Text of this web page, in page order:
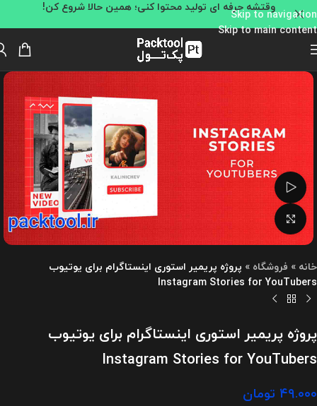
Skip to navigation
Skip to main content
وقتشه حرفه ای تولید محتوا کنی؛ همین حالا شروع کن!
تماشای ویدئو
بزرگنمایی تصویر
خانه » فروشگاه » پروژه پریمیر استوری اینستاگرام برای یوتیوب
Instagram Stories for YouTubers
پروژه پریمیر استوری اینستاگرام برای یوتیوب
Instagram Stories for YouTubers
۴۹.۰۰۰ تومان